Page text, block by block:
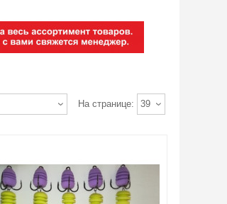
На странице: 39